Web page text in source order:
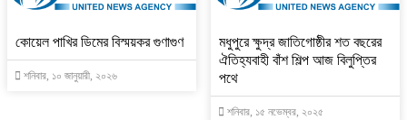
কোয়েল পাখির ডিমের বিস্ময়কর গুণাগুণ
শনিবার, ১০ জানুয়ারী, ২০২৬
মধুপুরে ক্ষুদ্র জাতিগোষ্ঠীর শত বছরের
ঐতিহ্যবাহী বাঁশ শিল্প আজ বিলুপ্তির
পথে
শনিবার, ১৫ নভেম্বর, ২০২৫